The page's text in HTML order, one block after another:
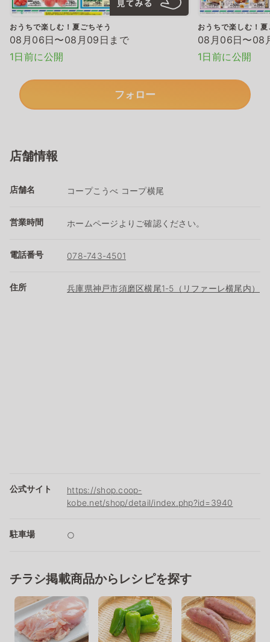
おうちで楽しむ！夏ごちそう
08月06日〜08月09日まで
1日前に公開
おうちで楽しむ！
08月06日〜08
1日前に公開
フォロー
店舗情報
店舗名 コープこうべ コープ横尾
営業時間 ホームページよりご確認ください。
電話番号 078-743-4501
住所 兵庫県神戸市須磨区横尾1-5（リファーレ横尾内）
公式サイト
https://shop.coop-
kobe.net/shop/detail/index.php?id=3940
駐車場 ○
チラシ掲載商品からレシピを探す